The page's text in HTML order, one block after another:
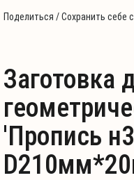
Поделиться / Сохранить себе
Заготовка
'Пропись